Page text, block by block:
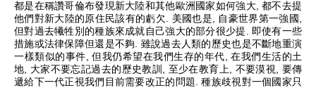
都是在稱讚哥倫布發現新大陸和其他歐洲國家如何強大,都不去提
他們對新大陸的原住民該有的虧欠 . 美國也是, 自豪世界第一強國 ,
但對過去犧牲別的種族來成就自己強大的部分很少提 . 即使有一些
措施或法律保障但還是不夠. 雖說過去人類的歷史也是不斷地重演
一樣類似的事件, 但我仍希望在我們生存的年代, 在我們生活的土
地, 大家不要忘記過去的歷史教訓 , 至少在教育上, 不要漠視, 要傳
遞給下一代正視我們目前需要改正的問題. 種族歧視對一個國家只